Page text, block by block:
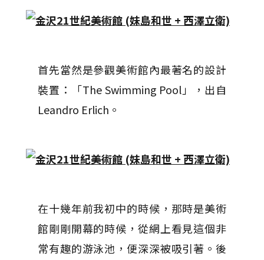
首先當然是參觀美術館內最著名的設計
裝置：「The Swimming Pool」，出自
Leandro Erlich。
在十幾年前我初中的時候，那時是美術
館剛剛開幕的時候，從網上看見這個非
常有趣的游泳池，便深深被吸引著。後